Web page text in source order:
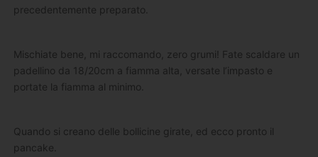
precedentemente preparato.
Mischiate bene, mi raccomando, zero grumi! Fate scaldare un
padellino da 18/20cm a fiamma alta, versate l’impasto e
portate la fiamma al minimo.
Quando si creano delle bollicine girate, ed ecco pronto il
pancake.